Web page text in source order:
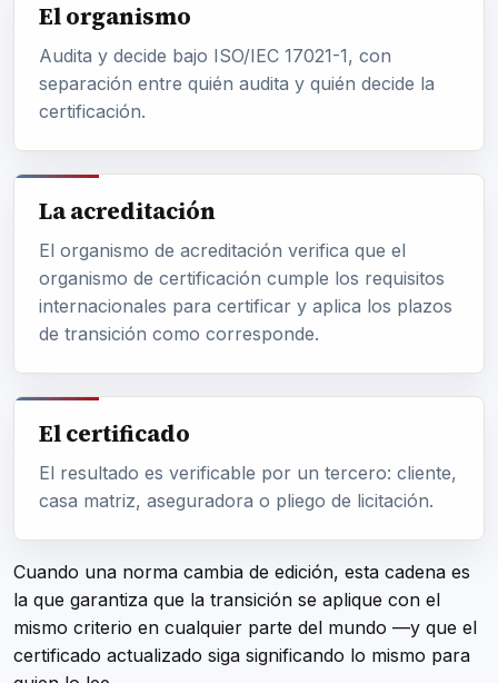
El organismo
Audita y decide bajo ISO/IEC 17021-1, con
separación entre quién audita y quién decide la
certificación.
La acreditación
El organismo de acreditación verifica que el
organismo de certificación cumple los requisitos
internacionales para certificar y aplica los plazos
de transición como corresponde.
El certificado
El resultado es verificable por un tercero: cliente,
casa matriz, aseguradora o pliego de licitación.
Cuando una norma cambia de edición, esta cadena es
la que garantiza que la transición se aplique con el
mismo criterio en cualquier parte del mundo —y que el
certificado actualizado siga significando lo mismo para